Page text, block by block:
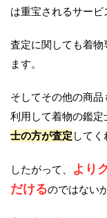
は重宝されるサービ
査定に関しても着
ます。
そしてその他の商
利用して着物の鑑定
士の方が査定 してく
したがって、
より
だけるのではない